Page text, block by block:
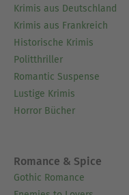
Krimis aus Deutschland
Krimis aus Frankreich
Historische Krimis
Politthriller
Romantic Suspense
Lustige Krimis
Horror Bücher
Romance & Spice
Gothic Romance